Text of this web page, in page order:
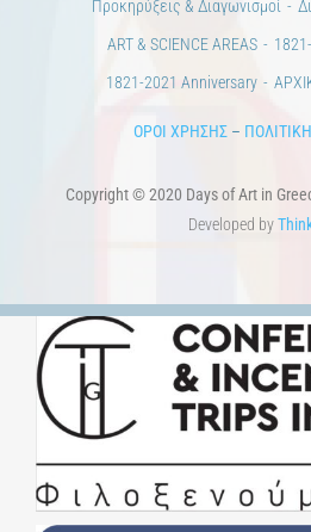
Άστεα
Πέρα από την πόλη
Προκηρύξεις & Διαγωνισμοί
ΟΡΟΙ ΧΡΗΣΗΣ–